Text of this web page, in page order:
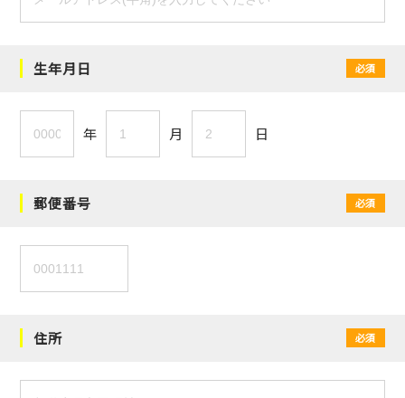
生年月日 必須
年 月 日
郵便番号 必須
住所 必須